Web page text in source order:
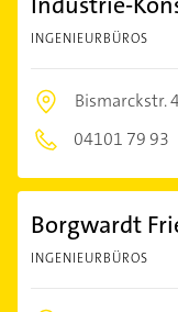
INGENIEURBÜROS
Bismarckstr.
04101 79 93
Borgwardt
INGENIEURBÜROS